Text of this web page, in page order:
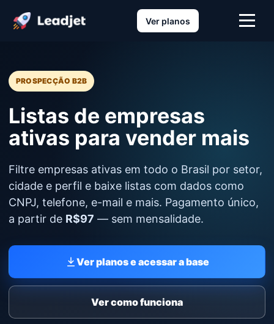
Ver planos
PROSPECÇÃO B2B
Listas de empresas
ativas para vender mais
Filtre empresas ativas em todo o Brasil por setor,
cidade e perfil e baixe listas com dados como
CNPJ, telefone, e-mail e mais. Pagamento único,
a partir de R$97 — sem mensalidade.
Ver planos e acessar a base
Ver como funciona